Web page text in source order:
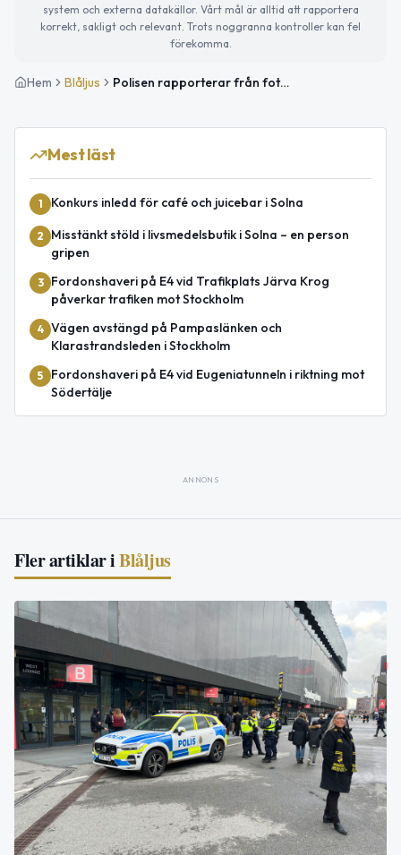
system och externa datakällor. Vårt mål är alltid att rapportera
korrekt, sakligt och relevant. Trots noggranna kontroller kan fel
förekomma.
Hem Blåljus Polisen rapporterar från fotbollsderbyt på 3Arena – flera misstänkta brott
Mest läst
1 Konkurs inledd för café och juicebar i Solna
2
Misstänkt stöld i livsmedelsbutik i Solna – en person
gripen
3
Fordonshaveri på E4 vid Trafikplats Järva Krog
påverkar trafiken mot Stockholm
4 Vägen avstängd på Pampaslänken och
Klarastrandsleden i Stockholm
5
Fordonshaveri på E4 vid Eugeniatunneln i riktning mot
Södertälje
ANNONS
Fler artiklar iBlåljus